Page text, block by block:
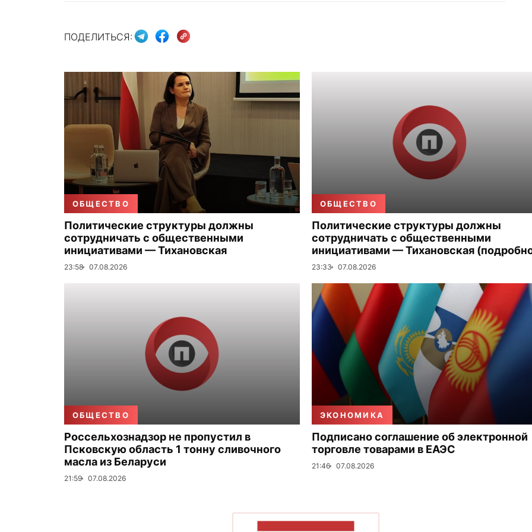
ПОДЕЛИТЬСЯ:
ОБЩЕСТВО
Политические структуры должны
сотрудничать с общественными
инициативами — Тихановская
23:58 07.08.2026
ОБЩЕСТВО
Политические структуры должны
сотрудничать с общественными
инициативами — Тихановская
23:33 07.08.2026
ОБЩЕСТВО
Россельхознадзор не пропустил в
Псковскую область 1 тонну сливочного
масла из Беларуси
21:59 07.08.2026
ЭКОНОМИКА
Подписано соглашение об электронной
торговле товарами в ЕАЭС
21:46 07.08.2026